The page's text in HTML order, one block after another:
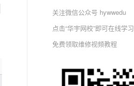
关注微信公众号 hywwedu
点击“华宇网校”即可在线学习
免费领取维修视频教程